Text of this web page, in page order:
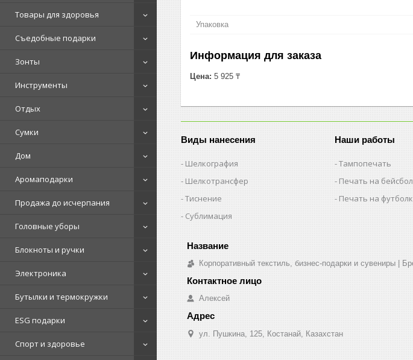
Товары для здоровья
Съедобные подарки
Зонты
Инструменты
Отдых
Сумки
Дом
Аромаподарки
Продажа до исчерпания
Головные уборы
Блокноты и ручки
Электроника
Бутылки и термокружки
ESG подарки
Спорт и здоровье
Упаковка
Информация для заказа
Цена: 5 925 ₸
Виды нанесения
Шелкография
Шелкотрансфер
Тиснение
Сублимация
Наши работы
Тампопечать
Печать на
Печать на
Корпоративный текстиль, бизнес-подарки и сувениры |
Алексей
ул. Пушкина, 125, Костанай, Казахстан